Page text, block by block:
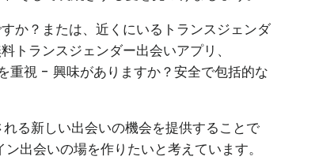
か？または、近くにいるトランスジェンダ
トランスジェンダー出会いアプリ、
重視 - 興味がありますか？安全で包括的な
る新しい出会いの機会を提供することで
出会いの場を作りたいと考えています。